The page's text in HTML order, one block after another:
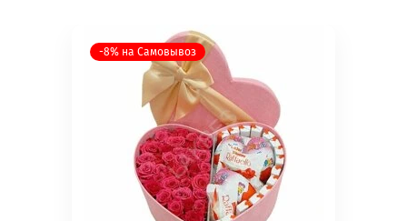
-8% на Самовывоз